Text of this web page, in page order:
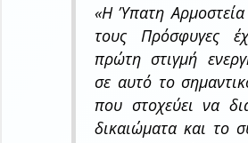
«Η Ύπατη
τους Πρόσφυγες
πρώτη στιγμή
σε αυτό το
που στοχεύει να
δικαιώματα και το